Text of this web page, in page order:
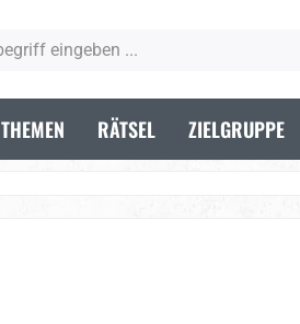
THEMEN RÄTSEL ZIELGRUPPE